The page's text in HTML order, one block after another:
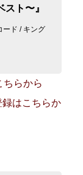
スト〜』
ード / キング
ちらから
はこちらか